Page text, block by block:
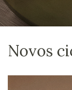
Novos